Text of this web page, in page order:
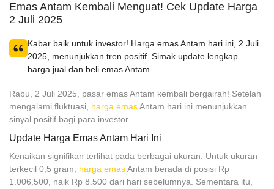
Emas Antam Kembali Menguat! Cek Update Harga
2 Juli 2025
Kabar baik untuk investor! Harga emas Antam hari ini, 2 Juli
2025, menunjukkan tren positif. Simak update lengkap
harga jual dan beli emas Antam.
Rabu, 2 Juli 2025, pasar emas Antam kembali bergairah! Setelah
mengalami fluktuasi, harga emasAntam hari ini menunjukkan
sinyal positif bagi para investor.
Update Harga Emas Antam Hari Ini
Kenaikan signifikan terlihat pada berbagai ukuran. Untuk ukuran
terkecil 0,5 gram, harga emasAntam berada di posisi Rp
1.006.500, naik Rp 8.500 dari hari sebelumnya. Sementara itu,